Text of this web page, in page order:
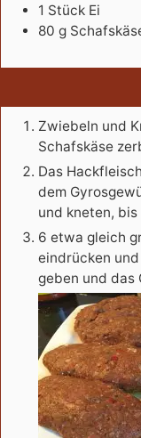
1 Stück Ei
80 g
Zwiebeln und
Schafskäse
Das
dem
und kneten,
6 etwa gleich
eindrücken
geben und das